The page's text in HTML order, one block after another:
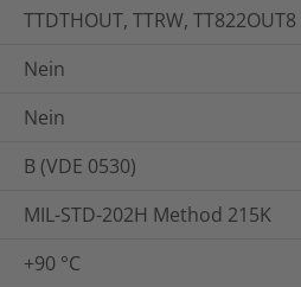
TTDTHOUT, TTRW, TT822OUT8
Nein
Nein
B (VDE 0530)
MIL-STD-202H Method 215K
+90 °C